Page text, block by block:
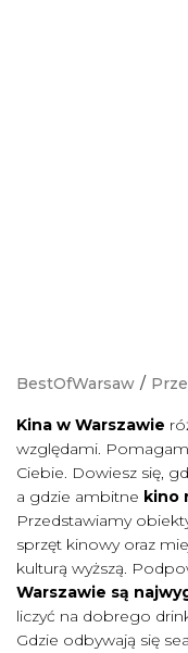
BestOfWarsaw /
Kina w Warszawie
względami.
Ciebie. Dowiesz się,
a gdzie ambitne kino
Przedstawiamy
sprzęt kinowy oraz
kulturą wyższą.
Warszawie są
liczyć na dobrego
Gdzie odbywają się